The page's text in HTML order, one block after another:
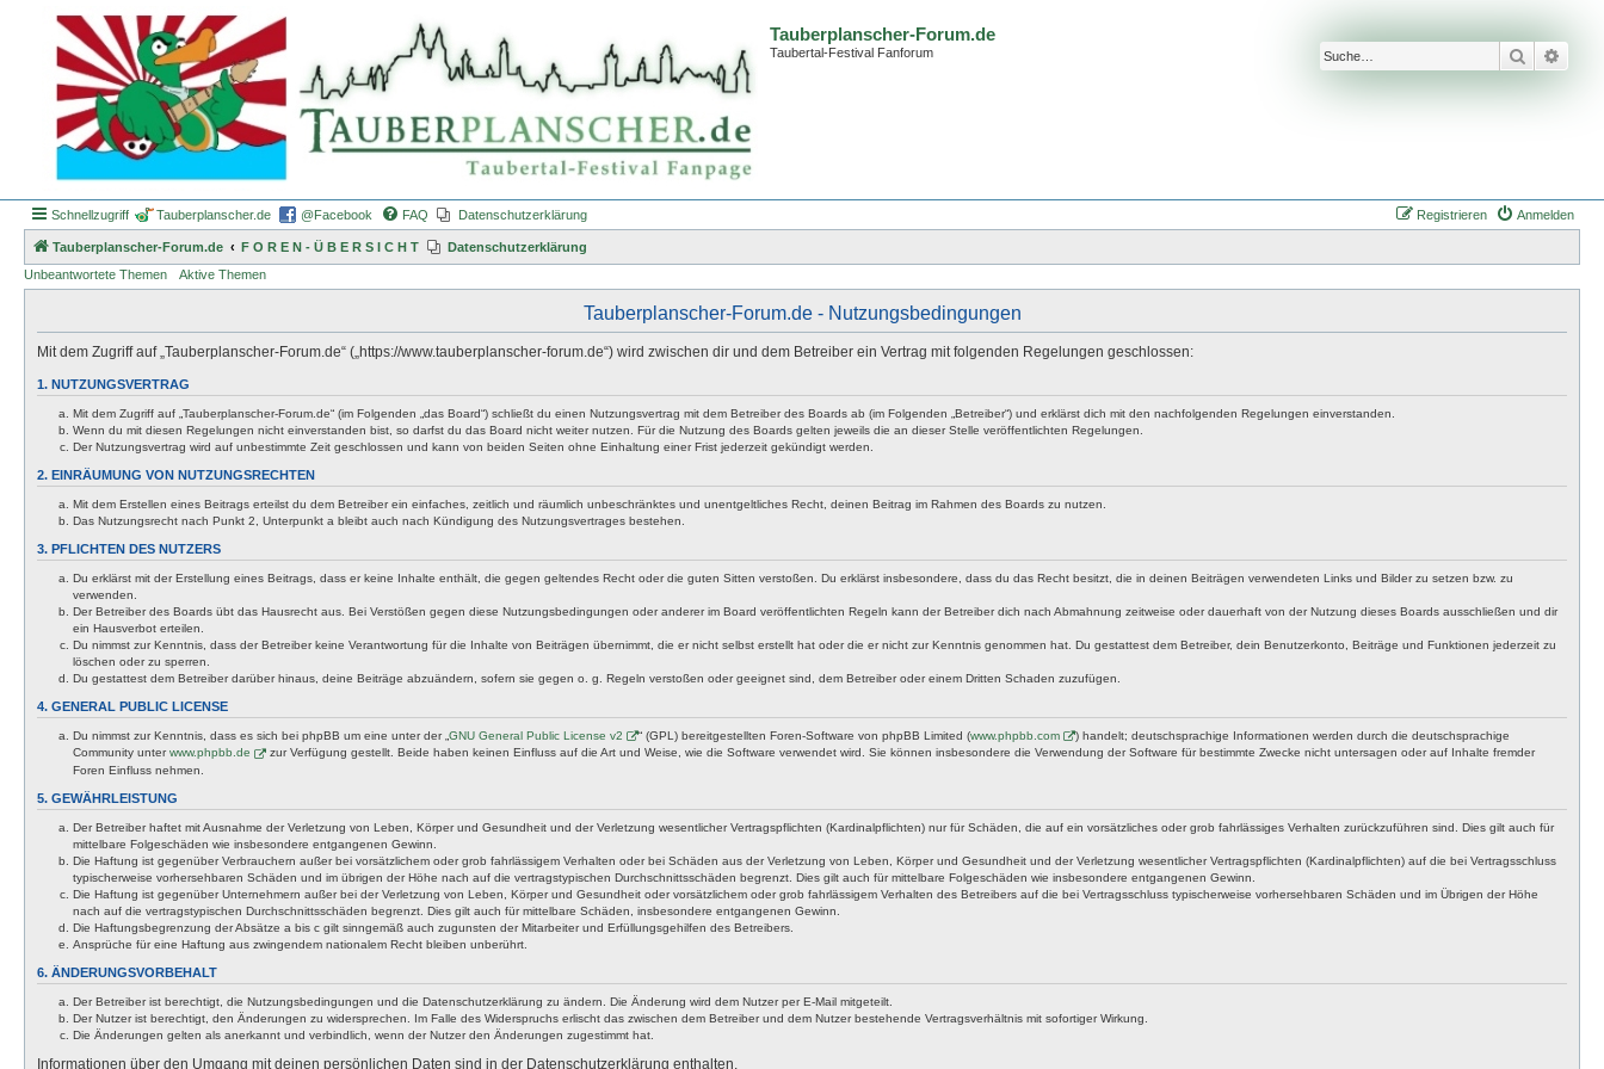
Tauberplanscher-Forum.de
Taubertal-Festival Fanforum Suche
Schnellzugriff Tauberplanscher.de @Facebook FAQ Datenschutzerklärung Anmelden
Registrieren
Tauberplanscher-Forum.de F O R E N - Ü B E R S I C H T
Datenschutzerklärung
Unbeantwortete Themen
Aktive Themen
Tauberplanscher-Forum.de - Nutzungsbedingungen
Mit dem Zugriff auf „Tauberplanscher-Forum.de“ („https://www.tauberplanscher-forum.de“) wird zwischen dir und dem Betreiber ein Vertrag mit folgenden Regelungen geschlossen:
1. NUTZUNGSVERTRAG
Mit dem Zugriff auf „Tauberplanscher-Forum.de“ (im Folgenden „das Board“) schließt du einen Nutzungsvertrag mit dem Betreiber des Boards ab (im Folgenden „Betreiber“) und erklärst dich mit den nachfolgenden Regelungen einverstanden.
Wenn du mit diesen Regelungen nicht einverstanden bist, so darfst du das Board nicht weiter nutzen. Für die Nutzung des Boards gelten jeweils die an dieser Stelle veröffentlichten Regelungen.
Der Nutzungsvertrag wird auf unbestimmte Zeit geschlossen und kann von beiden Seiten ohne Einhaltung einer Frist jederzeit gekündigt werden.
2. EINRÄUMUNG VON NUTZUNGSRECHTEN
Mit dem Erstellen eines Beitrags erteilst du dem Betreiber ein einfaches, zeitlich und räumlich unbeschränktes und unentgeltliches Recht, deinen Beitrag im Rahmen des Boards zu nutzen.
Das Nutzungsrecht nach Punkt 2, Unterpunkt a bleibt auch nach Kündigung des Nutzungsvertrages bestehen.
3. PFLICHTEN DES NUTZERS
Du erklärst mit der Erstellung eines Beitrags, dass er keine Inhalte enthält, die gegen geltendes Recht oder die guten Sitten verstoßen. Du erklärst insbesondere, dass du das Recht besitzt, die in deinen Beiträgen verwendeten Links und Bilder zu setzen bzw. zu
verwenden.
Der Betreiber des Boards übt das Hausrecht aus. Bei Verstößen gegen diese Nutzungsbedingungen oder anderer im Board veröffentlichten Regeln kann der Betreiber dich nach Abmahnung zeitweise oder dauerhaft von der Nutzung dieses Boards ausschließen und dir
ein Hausverbot erteilen.
Du nimmst zur Kenntnis, dass der Betreiber keine Verantwortung für die Inhalte von Beiträgen übernimmt, die er nicht selbst erstellt hat oder die er nicht zur Kenntnis genommen hat. Du gestattest dem Betreiber, dein Benutzerkonto, Beiträge und Funktionen jederzeit zu
löschen oder zu sperren.
Du gestattest dem Betreiber darüber hinaus, deine Beiträge abzuändern, sofern sie gegen o. g. Regeln verstoßen oder geeignet sind, dem Betreiber oder einem Dritten Schaden zuzufügen.
4. GENERAL PUBLIC LICENSE
Du nimmst zur Kenntnis, dass es sich bei phpBB um eine unter der „ GNU General Public License v2 “ (GPL) bereitgestellten Foren-Software von phpBB Limited (www.phpbb.com
) handelt; deutschsprachige Informationen werden durch die deutschsprachige
Community unterwww.phpbb.de
zur Verfügung gestellt. Beide haben keinen Einfluss auf die Art und Weise, wie die Software verwendet wird. Sie können insbesondere die Verwendung der Software für bestimmte Zwecke nicht untersagen oder auf Inhalte fremder
Foren Einfluss nehmen.
5. GEWÄHRLEISTUNG
Der Betreiber haftet mit Ausnahme der Verletzung von Leben, Körper und Gesundheit und der Verletzung wesentlicher Vertragspflichten (Kardinalpflichten) nur für Schäden, die auf ein vorsätzliches oder grob fahrlässiges Verhalten zurückzuführen sind. Dies gilt auch für
mittelbare Folgeschäden wie insbesondere entgangenen Gewinn.
Die Haftung ist gegenüber Verbrauchern außer bei vorsätzlichem oder grob fahrlässigem Verhalten oder bei Schäden aus der Verletzung von Leben, Körper und Gesundheit und der Verletzung wesentlicher Vertragspflichten (Kardinalpflichten) auf die bei Vertragsschluss
typischerweise vorhersehbaren Schäden und im übrigen der Höhe nach auf die vertragstypischen Durchschnittsschäden begrenzt. Dies gilt auch für mittelbare Folgeschäden wie insbesondere entgangenen Gewinn.
Die Haftung ist gegenüber Unternehmern außer bei der Verletzung von Leben, Körper und Gesundheit oder vorsätzlichem oder grob fahrlässigem Verhalten des Betreibers auf die bei Vertragsschluss typischerweise vorhersehbaren Schäden und im Übrigen der Höhe
nach auf die vertragstypischen Durchschnittsschäden begrenzt. Dies gilt auch für mittelbare Schäden, insbesondere entgangenen Gewinn.
Die Haftungsbegrenzung der Absätze a bis c gilt sinngemäß auch zugunsten der Mitarbeiter und Erfüllungsgehilfen des Betreibers.
Ansprüche für eine Haftung aus zwingendem nationalem Recht bleiben unberührt.
6. ÄNDERUNGSVORBEHALT
Der Betreiber ist berechtigt, die Nutzungsbedingungen und die Datenschutzerklärung zu ändern. Die Änderung wird dem Nutzer per E-Mail mitgeteilt.
Der Nutzer ist berechtigt, den Änderungen zu widersprechen. Im Falle des Widerspruchs erlischt das zwischen dem Betreiber und dem Nutzer bestehende Vertragsverhältnis mit sofortiger Wirkung.
Die Änderungen gelten als anerkannt und verbindlich, wenn der Nutzer den Änderungen zugestimmt hat.
Informationen über den Umgang mit deinen persönlichen Daten sind in der Datenschutzerklärung enthalten.